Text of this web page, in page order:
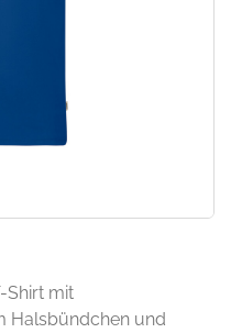
Shirt mit
Halsbündchen und